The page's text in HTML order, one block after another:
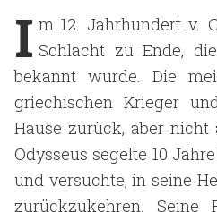
I m 12. Jahrhundert v.
Schlacht zu Ende,
bekannt wurde. Die
griechischen Krieger
Hause zurück, aber
Odysseus segelte 10
und versuchte, in seine
zurückzukehren.